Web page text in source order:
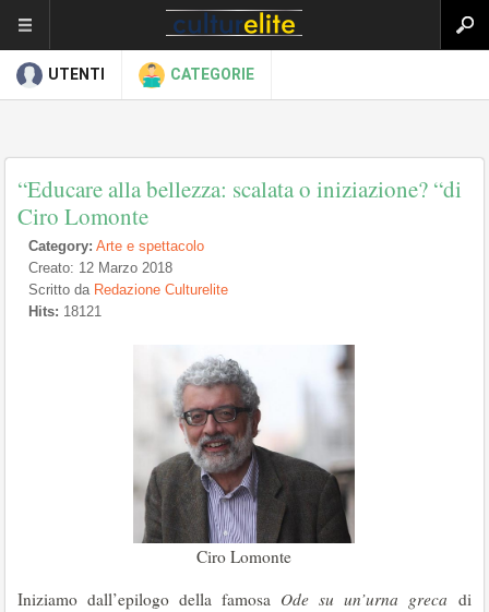
UTENTI CATEGORIE
“Educare alla bellezza: scalata o iniziazione? “di
Ciro Lomonte
Category: Arte e spettacolo
Creato: 12 Marzo 2018
Scritto da Redazione Culturelite
Hits: 18121
Ciro Lomonte
Iniziamo dall’epilogo della famosa Ode su un’urna greca di